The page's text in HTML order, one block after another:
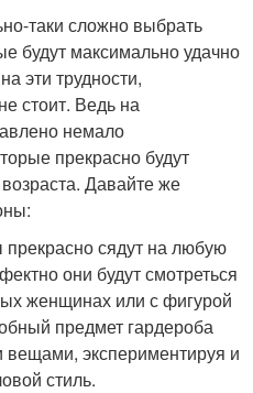
таки сложно выбрать
будут максимально удачно
эти трудности,
стоит. Ведь на
немало
прекрасно будут
Давайте же
сядут на любую
они будут смотреться
женщинах или с фигурой
предмет гардероба
экспериментируя и
стиль.